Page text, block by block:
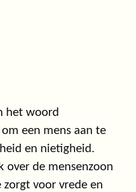
het woord
om een mens aan te
en nietigheid.
over de mensenzoon
zorgt voor vrede en